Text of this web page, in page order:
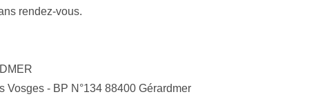
rendez-vous.
Vosges - BP N°134 88400 Gérardmer